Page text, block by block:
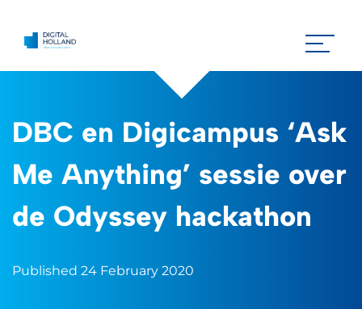
DBC en Digicampus ‘Ask
Me Anything’ sessie over
de Odyssey hackathon
Published 24 February 2020